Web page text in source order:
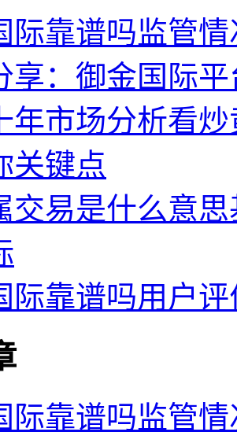
际靠谱吗监管
享：御金国际
年市场分析看
关键点
交易是什么意
际靠谱吗用户
际靠谱吗监管